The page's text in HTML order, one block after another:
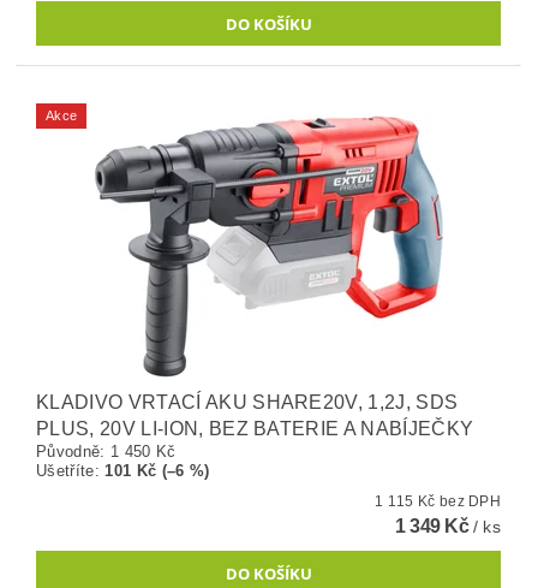
Akce
KLADIVO VRTACÍ AKU SHARE20V, 1,2J, SDS
PLUS, 20V LI-ION, BEZ BATERIE A NABÍJEČKY
Původně: 1 450 Kč
Ušetříte:101 Kč (–6 %)
1 115 Kč bez DPH
1 349 Kč/ ks